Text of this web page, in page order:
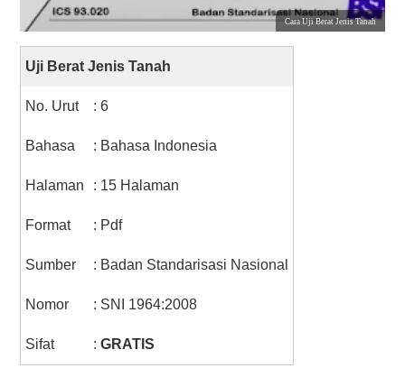
Cara Uji Berat Jenis Tanah
Uji Berat Jenis Tanah
No. Urut : 6
Bahasa : Bahasa Indonesia
Halaman : 15 Halaman
Format : Pdf
Sumber : Badan Standarisasi Nasional
Nomor : SNI 1964:2008
Sifat : GRATIS